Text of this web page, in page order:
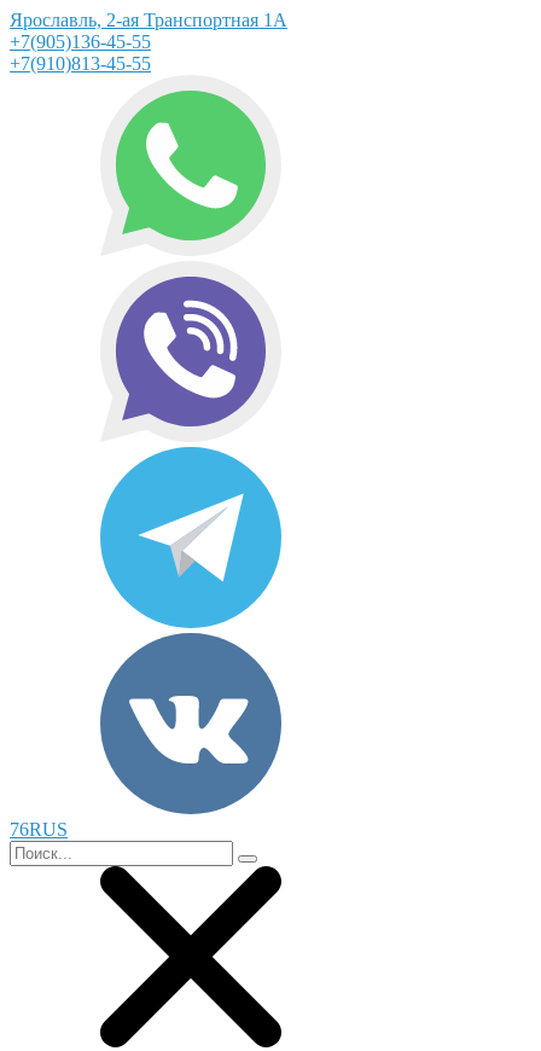
Ярославль, 2-ая Транспортная 1А
+7(905)136-45-55
+7(910)813-45-55
76RUS